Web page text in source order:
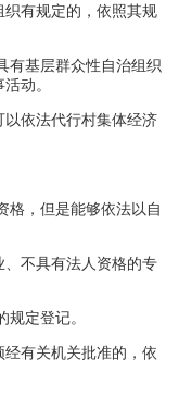
有规定的，依照其规
有基层群众性自治组织
动。
依法代行村集体经济
格，但是能够依法以自
不具有法人资格的专
定登记。
有关机关批准的，依